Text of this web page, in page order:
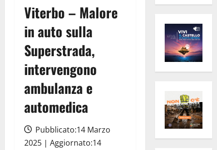
Viterbo – Malore
in auto sulla
Superstrada,
intervengono
ambulanza e
automedica
Pubblicato:14 Marzo
2025 | Aggiornato:14